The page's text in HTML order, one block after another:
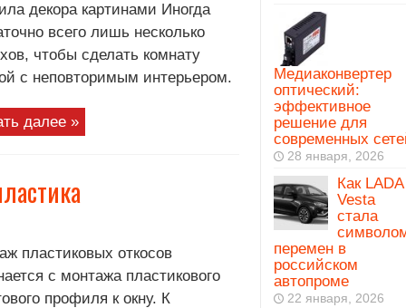
декора картинами Иногда
всего лишь несколько
чтобы сделать комнату
с неповторимым интерьером.
далее »
пластиковых откосов
с монтажа пластикового
профиля к окну. К
Медиаконвертер
оптический:
эффективное
решение для
современных
28 января, 2026
Как LADA
Vesta
стала
перемен в
российском
автопроме
22 января, 2026